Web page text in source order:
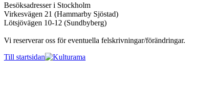
Besöksadresser i Stockholm
Virkesvägen 21 (Hammarby Sjöstad)
Lötsjövägen 10-12 (Sundbyberg)
Vi reserverar oss för eventuella felskrivningar/förändringar.
Till startsidan